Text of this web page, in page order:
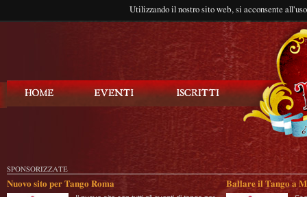
Utilizzando il nostro sito web, si acconsente
SPONSORIZZATE
Nuovo sito per Tango Roma Ballare il Tango a